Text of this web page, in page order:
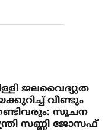
ജലവൈദ്യുത
വീണ്ടും
സൂചന
സണ്ണി ജോസഫ്